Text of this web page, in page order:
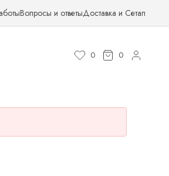
Вопросы и ответыДоставка и Сетап
0 0